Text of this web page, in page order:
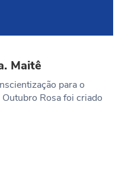
Maitê
para o
Rosa foi criado